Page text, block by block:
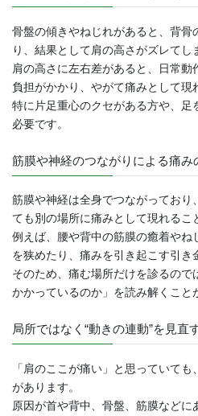
骨盤の傾きやねじれがあると、背骨
り、結果として肩の高さがズレてし
肩の高さに左右差があると、日常動
負担がかかり、やがて痛みとして現
特に片足重心のクセがある方や、足
必要です。
筋膜や神経のつながりによる痛み
筋膜や神経は全身でつながっており
ても別の場所に痛みとして現れるこ
例えば、腰や背中の筋膜の癒着やね
を狭めたり、痛みを引き起こす引き
そのため、痛む場所だけを診るの
かかっているのか」を読み解くこと
局所ではなく“動きの連動”を見直
「肩のここが痛い」と思っていて
があります。
原因が首や背中、骨盤、筋膜など